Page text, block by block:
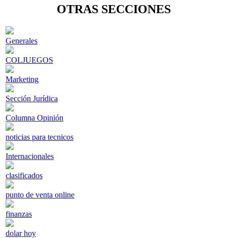
OTRAS SECCIONES
Generales
COLJUEGOS
Marketing
Sección Jurídica
Columna Opinión
noticias para tecnicos
Internacionales
clasificados
punto de venta online
finanzas
dolar hoy